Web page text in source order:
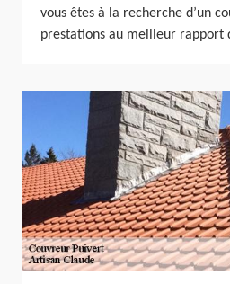
vous êtes à la recherche d’un
prestations au meilleur rapport